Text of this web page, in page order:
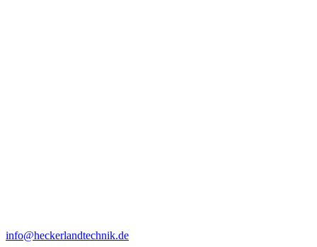
info@heckerlandtechnik.de